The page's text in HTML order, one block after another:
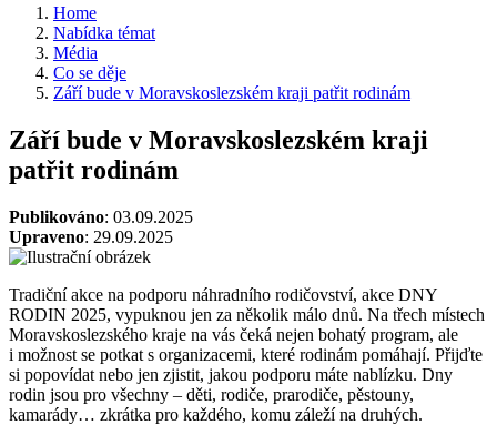
Home
Nabídka témat
Média
Co se děje
Září bude v Moravskoslezském kraji patřit rodinám
Září bude v Moravskoslezském kraji
patřit rodinám
Publikováno: 03.09.2025
Upraveno: 29.09.2025
Tradiční akce na podporu náhradního rodičovství, akce DNY
RODIN 2025, vypuknou jen za několik málo dnů. Na třech místech
Moravskoslezského kraje na vás čeká nejen bohatý program, ale
i možnost se potkat s organizacemi, které rodinám pomáhají. Přijďte
si popovídat nebo jen zjistit, jakou podporu máte nablízku. Dny
rodin jsou pro všechny – děti, rodiče, prarodiče, pěstouny,
kamarády… zkrátka pro každého, komu záleží na druhých.